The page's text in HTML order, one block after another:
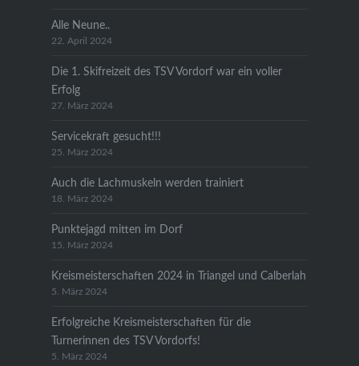
Alle Neune..
22. April 2024
Die 1. Skifreizeit des TSV Vordorf war ein voller
Erfolg
27. März 2024
Servicekraft gesucht!!!
25. März 2024
Auch die Lachmuskeln werden trainiert
18. März 2024
Punktejagd mitten im Dorf
15. März 2024
Kreismeisterschaften 2024 in Triangel und Calberlah
5. März 2024
Erfolgreiche Kreismeisterschaften für die
Turnerinnen des TSV Vordorfs!
5. März 2024